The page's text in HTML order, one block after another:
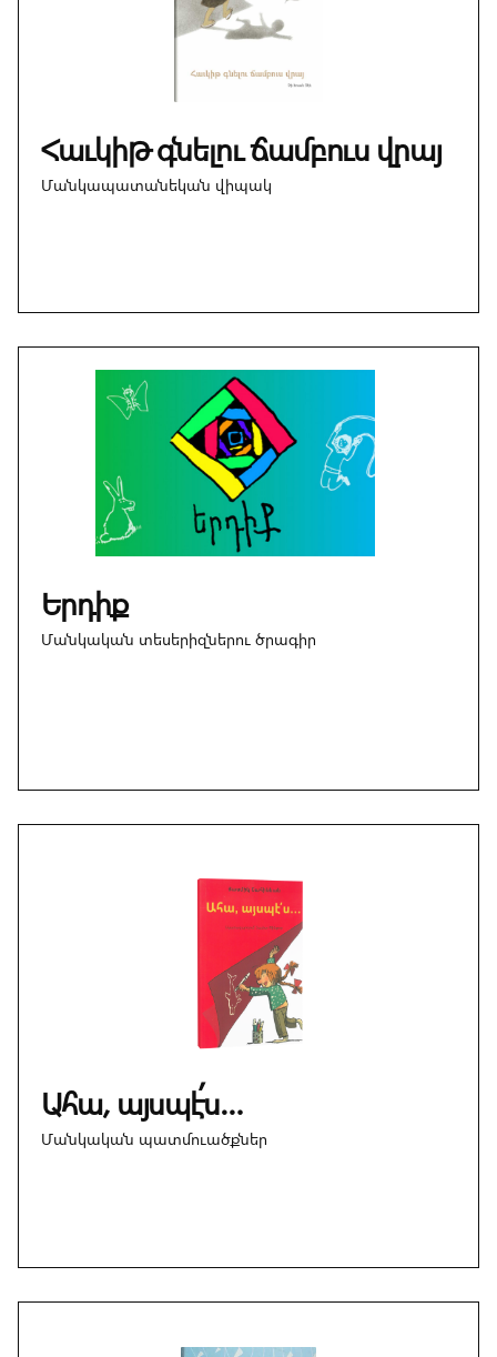
Հաւկիթ գնելու ճամբուս վրայ
Մանկապատանեկան վիպակ
Երդիք
Մանկական տեսերիզներու ծրագիր
Ահա, այսպէ՛ս…
Մանկական պատմուածքներ